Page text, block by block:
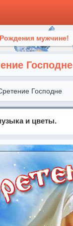
мужчине!
Господне
Господне
и цветы.